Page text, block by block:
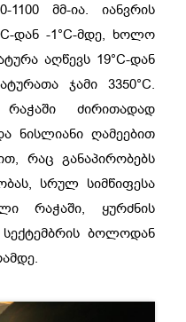
მმ-ია. იანვრის
დან -1°C-მდე, ხოლო
აღწევს 19°C-დან
ჯამი 3350°C.
ძირითადად
ნისლიანი ღამეებით
რაც განაპირობებს
სრულ სიმწიფესა
რაჭაში, ყურძნის
სექტემბრის ბოლოდან